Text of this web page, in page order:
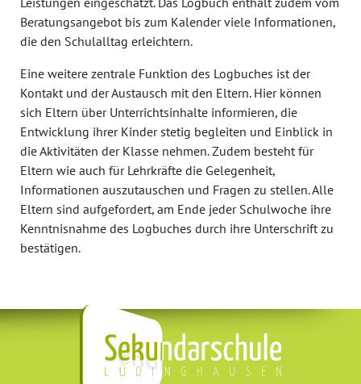
Beratungsangebot bis zum Kalender viele Informationen,
die den Schulalltag erleichtern.
Eine weitere zentrale Funktion des Logbuches ist der
Kontakt und der Austausch mit den Eltern. Hier können
sich Eltern über Unterrichtsinhalte informieren, die
Entwicklung ihrer Kinder stetig begleiten und Einblick in
die Aktivitäten der Klasse nehmen. Zudem besteht für
Eltern wie auch für Lehrkräfte die Gelegenheit,
Informationen auszutauschen und Fragen zu stellen. Alle
Eltern sind aufgefordert, am Ende jeder Schulwoche ihre
Kenntnisnahme des Logbuches durch ihre Unterschrift zu
bestätigen.